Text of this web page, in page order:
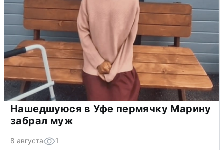
Нашедшуюся в Уфе пермячку Марину
забрал муж
8 августа 1